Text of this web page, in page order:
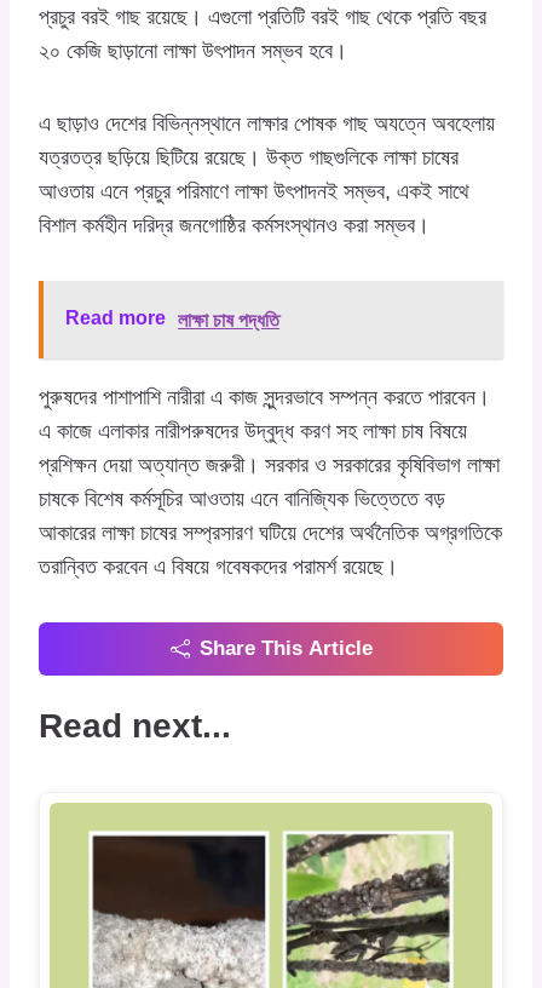
প্রচুর বরই গাছ রয়েছে। এগুলো প্রতিটি বরই গাছ থেকে প্রতি বছর
২০ কেজি ছাড়ানো লাক্ষা উৎপাদন সম্ভব হবে।
এ ছাড়াও দেশের বিভিন্নস্থানে লাক্ষার পোষক গাছ অযত্নে অবহেলায়
যত্রতত্র ছড়িয়ে ছিটিয়ে রয়েছে। উক্ত গাছগুলিকে লাক্ষা চাষের
আওতায় এনে প্রচুর পরিমাণে লাক্ষা উৎপাদনই সম্ভব, একই সাথে
বিশাল কর্মহীন দরিদ্র জনগোষ্ঠির কর্মসংস্থানও করা সম্ভব।
Read more লাক্ষা চাষ পদ্ধতি
পুরুষদের পাশাপাশি নারীরা এ কাজ সুন্দরভাবে সম্পন্ন করতে পারবেন।
এ কাজে এলাকার নারীপরুষদের উদ্বুদ্ধ করণ সহ লাক্ষা চাষ বিষয়ে
প্রশিক্ষন দেয়া অত্যান্ত জরুরী। সরকার ও সরকারের কৃষিবিভাগ লাক্ষা
চাষকে বিশেষ কর্মসূচির আওতায় এনে বানিজ্যিক ভিত্তেতে বড়
আকারের লাক্ষা চাষের সম্প্রসারণ ঘটিয়ে দেশের অর্থনৈতিক অগ্রগতিকে
তরান্বিত করবেন এ বিষয়ে গবেষকদের পরামর্শ রয়েছে।
Share This Article
Read next...